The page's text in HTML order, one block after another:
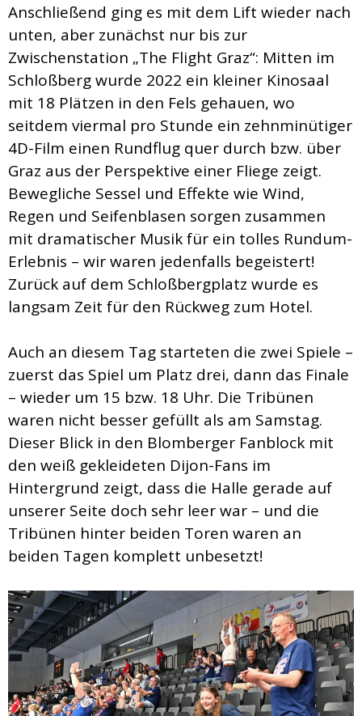
Anschließend ging es mit dem Lift wieder nach
unten, aber zunächst nur bis zur
Zwischenstation „The Flight Graz“: Mitten im
Schloßberg wurde 2022 ein kleiner Kinosaal
mit 18 Plätzen in den Fels gehauen, wo
seitdem viermal pro Stunde ein zehnminütiger
4D-Film einen Rundflug quer durch bzw. über
Graz aus der Perspektive einer Fliege zeigt.
Bewegliche Sessel und Effekte wie Wind,
Regen und Seifenblasen sorgen zusammen
mit dramatischer Musik für ein tolles Rundum-
Erlebnis – wir waren jedenfalls begeistert!
Zurück auf dem Schloßbergplatz wurde es
langsam Zeit für den Rückweg zum Hotel.
Auch an diesem Tag starteten die zwei Spiele –
zuerst das Spiel um Platz drei, dann das Finale
– wieder um 15 bzw. 18 Uhr. Die Tribünen
waren nicht besser gefüllt als am Samstag.
Dieser Blick in den Blomberger Fanblock mit
den weiß gekleideten Dijon-Fans im
Hintergrund zeigt, dass die Halle gerade auf
unserer Seite doch sehr leer war – und die
Tribünen hinter beiden Toren waren an
beiden Tagen komplett unbesetzt!